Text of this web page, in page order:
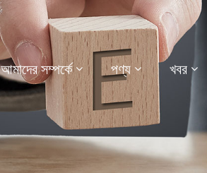
আমাদের সম্পর্কে পণ্য খবর